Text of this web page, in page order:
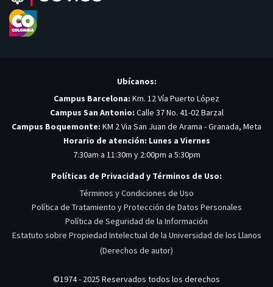
Ubícanos:
Campus Barcelona: Km. 12 Vía Puerto López
Campus San Antonio: Calle 37 No. 41-02 Barzal
Campus Boquemonte: KM 2 Via San Juan de Arama - Granada, Meta
Horario de atención: Lunes a Viernes
7:30am a 11:30m y 2:00pm a 5:30pm
Políticas de Privacidad y Términos de Uso:
Términos y Condiciones de Uso
Política de Tratamiento y Protección de Datos Personales
Política de Seguridad de la Información
Estatuto sobre Propiedad Intelectual de la Universidad de los Llanos
(Derechos de autor)
©1974 - 2025 Reservados todos los derechos